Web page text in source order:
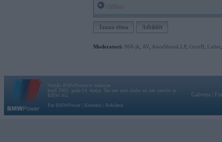
Jauna tēma Atbildēt
Moderatori: 968-jk AV AiwaShuraLLP, GirtzB Lafter
Vortāls BMWPower.lv darbojas
kopš 2002. gada 14. maija. Tas nav auto klubs un nav saistīts ar
BMW AG.
Par BMWPower
Kontakti Reklāma
Galvena